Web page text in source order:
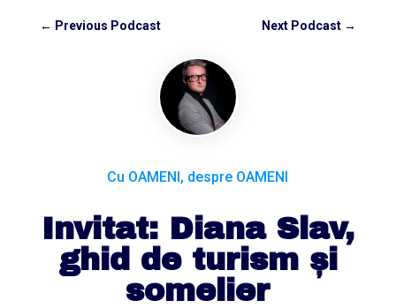
← Previous Podcast Next Podcast →
Cu OAMENI, despre OAMENI
Invitat: Diana Slav,
ghid de turism și
somelier